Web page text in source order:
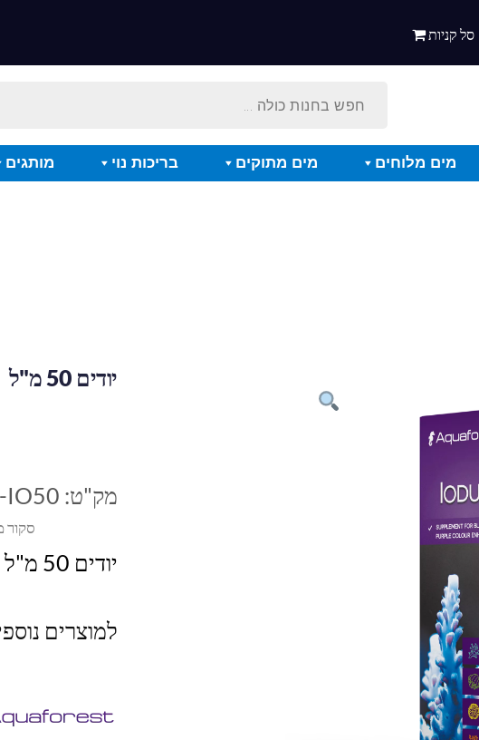
סל קניות
מים מלוחים מים מתוקים בריכות נוי מותגים
יודים 50 מ"ל
סקור
מק"ט: IO50
יודים 50 מ"ל
למוצרים